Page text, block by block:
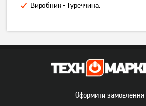
Виробник - Туреччина.
Оформити замовлення